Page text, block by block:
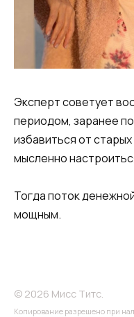
Эксперт советует
периодом, заранее
избавиться от
мысленно
Тогда поток
мощным.
© 2026 Мисс Титс.
Копирование разрешено при